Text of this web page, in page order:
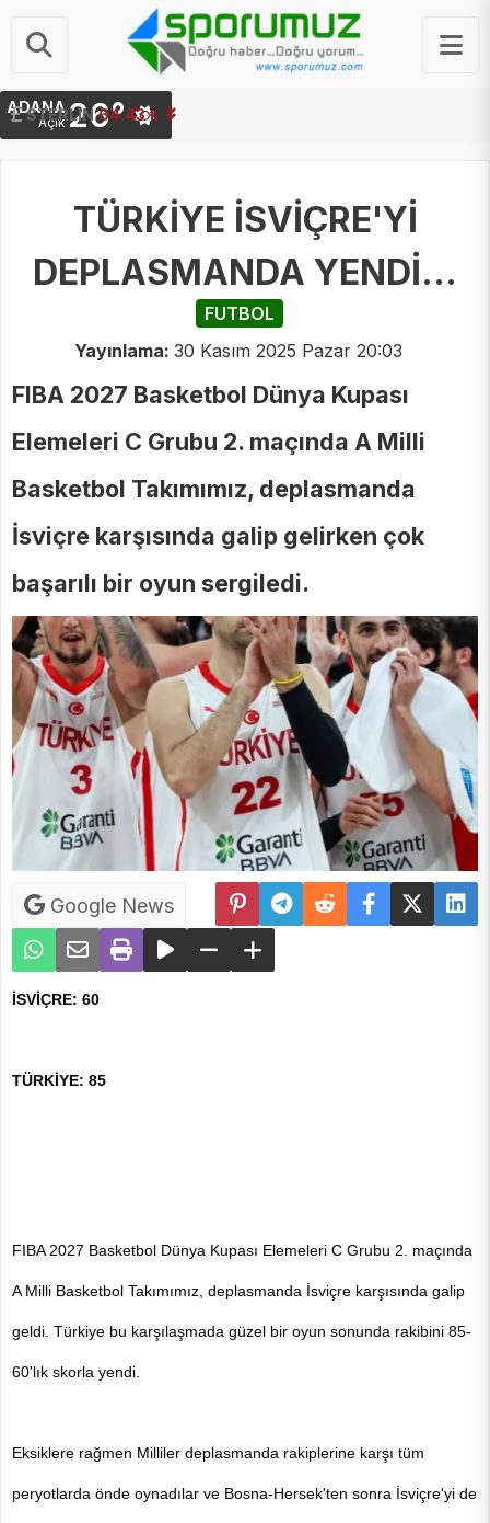
STERLIN 64.43 ₺
ADANA
Açık 26°
TÜRKİYE İSVİÇRE'Yİ
DEPLASMANDA YENDİ...
FUTBOL
Yayınlama: 30 Kasım 2025 Pazar 20:03
FIBA 2027 Basketbol Dünya Kupası
Elemeleri C Grubu 2. maçında A Milli
Basketbol Takımımız, deplasmanda
İsviçre karşısında galip gelirken çok
başarılı bir oyun sergiledi.
Google News
İSVİÇRE: 60
TÜRKİYE: 85
FIBA 2027 Basketbol Dünya Kupası Elemeleri C Grubu 2. maçında
A Milli Basketbol Takımımız, deplasmanda İsviçre karşısında galip
geldi. Türkiye bu karşılaşmada güzel bir oyun sonunda rakibini 85-
60'lık skorla yendi.
Eksiklere rağmen Milliler deplasmanda rakiplerine karşı tüm
peryotlarda önde oynadılar ve Bosna-Hersek'ten sonra İsviçre'yi de